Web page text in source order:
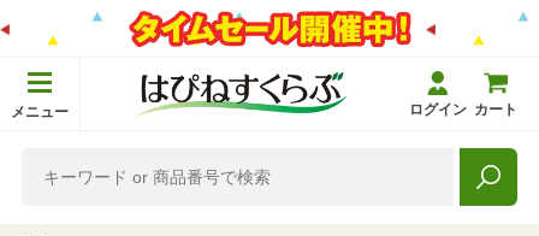
メニュー ログイン カート